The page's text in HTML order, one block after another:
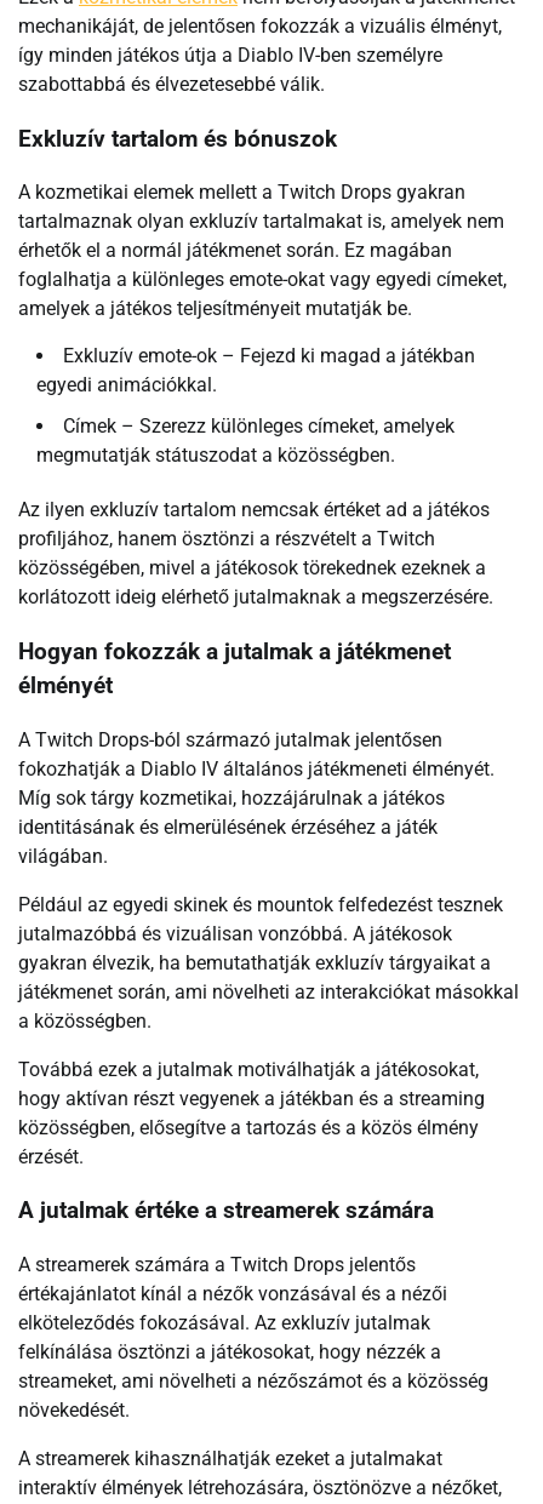
mechanikáját, de jelentősen fokozzák a vizuális élményt,
így minden játékos útja a Diablo IV-ben személyre
szabottabbá és élvezetesebbé válik.
Exkluzív tartalom és bónuszok
A kozmetikai elemek mellett a Twitch Drops gyakran
tartalmaznak olyan exkluzív tartalmakat is, amelyek nem
érhetők el a normál játékmenet során. Ez magában
foglalhatja a különleges emote-okat vagy egyedi címeket,
amelyek a játékos teljesítményeit mutatják be.
Exkluzív emote-ok – Fejezd ki magad a játékban
egyedi animációkkal.
Címek – Szerezz különleges címeket, amelyek
megmutatják státuszodat a közösségben.
Az ilyen exkluzív tartalom nemcsak értéket ad a játékos
profiljához, hanem ösztönzi a részvételt a Twitch
közösségében, mivel a játékosok törekednek ezeknek a
korlátozott ideig elérhető jutalmaknak a megszerzésére.
Hogyan fokozzák a jutalmak a játékmenet
élményét
A Twitch Drops-ból származó jutalmak jelentősen
fokozhatják a Diablo IV általános játékmeneti élményét.
Míg sok tárgy kozmetikai, hozzájárulnak a játékos
identitásának és elmerülésének érzéséhez a játék
világában.
Például az egyedi skinek és mountok felfedezést tesznek
jutalmazóbbá és vizuálisan vonzóbbá. A játékosok
gyakran élvezik, ha bemutathatják exkluzív tárgyaikat a
játékmenet során, ami növelheti az interakciókat másokkal
a közösségben.
Továbbá ezek a jutalmak motiválhatják a játékosokat,
hogy aktívan részt vegyenek a játékban és a streaming
közösségben, elősegítve a tartozás és a közös élmény
érzését.
A jutalmak értéke a streamerek számára
A streamerek számára a Twitch Drops jelentős
értékajánlatot kínál a nézők vonzásával és a nézői
elköteleződés fokozásával. Az exkluzív jutalmak
felkínálása ösztönzi a játékosokat, hogy nézzék a
streameket, ami növelheti a nézőszámot és a közösség
növekedését.
A streamerek kihasználhatják ezeket a jutalmakat
interaktív élmények létrehozására, ösztönözve a nézőket,